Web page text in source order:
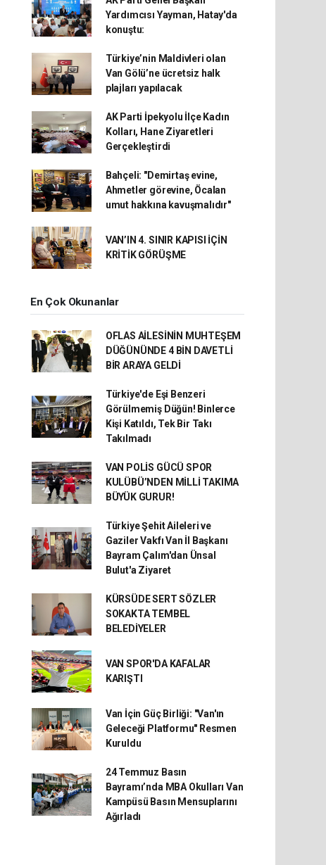
Yardımcısı Yayman, Hatay'da
konuştu:
Türkiye’nin Maldivleri olan
Van Gölü’ne ücretsiz halk
plajları yapılacak
AK Parti İpekyolu İlçe Kadın
Kolları, Hane Ziyaretleri
Gerçekleştirdi
Bahçeli: "Demirtaş evine,
Ahmetler görevine, Öcalan
umut hakkına kavuşmalıdır"
VAN’IN 4. SINIR KAPISI İÇİN
KRİTİK GÖRÜŞME
En Çok Okunanlar
OFLAS AİLESİNİN MUHTEŞEM
DÜĞÜNÜNDE 4 BİN DAVETLİ
BİR ARAYA GELDİ
Türkiye'de Eşi Benzeri
Görülmemiş Düğün! Binlerce
Kişi Katıldı, Tek Bir Takı
Takılmadı
VAN POLİS GÜCÜ SPOR
KULÜBÜ’NDEN MİLLİ TAKIMA
BÜYÜK GURUR!
Türkiye Şehit Aileleri ve
Gaziler Vakfı Van İl Başkanı
Bayram Çalım'dan Ünsal
Bulut'a Ziyaret
KÜRSÜDE SERT SÖZLER
SOKAKTA TEMBEL
BELEDİYELER
VAN SPOR'DA KAFALAR
KARIŞTI
Van İçin Güç Birliği: "Van'ın
Geleceği Platformu" Resmen
Kuruldu
24 Temmuz Basın
Bayramı’nda MBA Okulları Van
Kampüsü Basın Mensuplarını
Ağırladı